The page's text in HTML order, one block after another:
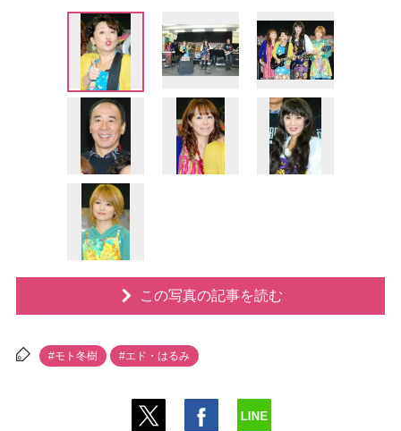
この写真の記事を読む
#モト冬樹 #エド・はるみ